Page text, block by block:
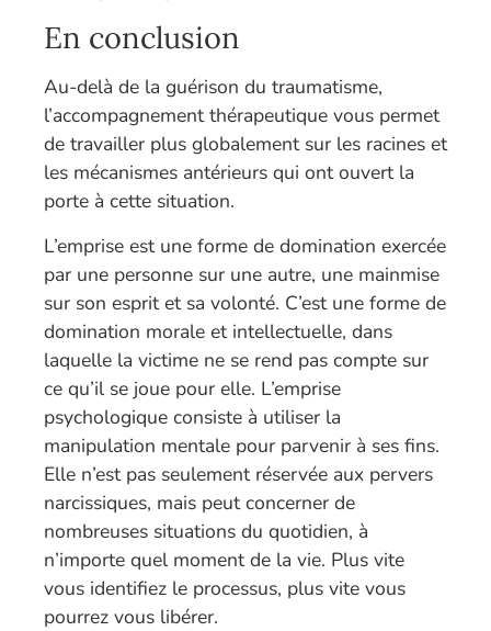
En conclusion
Au-delà de la guérison du traumatisme,
l’accompagnement thérapeutique vous permet
de travailler plus globalement sur les racines et
les mécanismes antérieurs qui ont ouvert la
porte à cette situation.
L’emprise est une forme de domination exercée
par une personne sur une autre, une mainmise
sur son esprit et sa volonté. C’est une forme de
domination morale et intellectuelle, dans
laquelle la victime ne se rend pas compte sur
ce qu’il se joue pour elle. L’emprise
psychologique consiste à utiliser la
manipulation mentale pour parvenir à ses fins.
Elle n’est pas seulement réservée aux pervers
narcissiques, mais peut concerner de
nombreuses situations du quotidien, à
n’importe quel moment de la vie. Plus vite
vous identifiez le processus, plus vite vous
pourrez vous libérer.